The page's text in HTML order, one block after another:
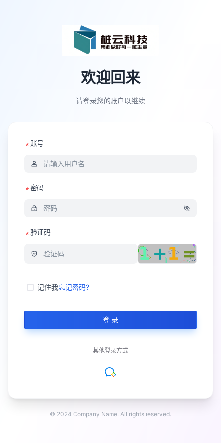
欢迎回来
请登录您的账户以继续
账号
密码
验证码
记住我忘记密码?
登 录
其他登录方式
© 2024 Company Name. All rights reserved.